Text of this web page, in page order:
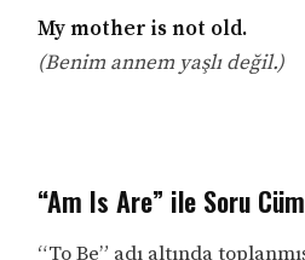
My mother is not old.
(Benim annem yaşlı değil.)
“Am Is Are” ile Soru
“To Be” adı altında